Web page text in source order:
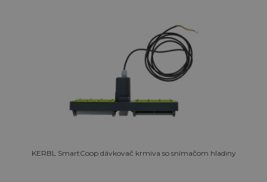
KERBL SmartCoop dávkovač krmiva so snímačom hladiny